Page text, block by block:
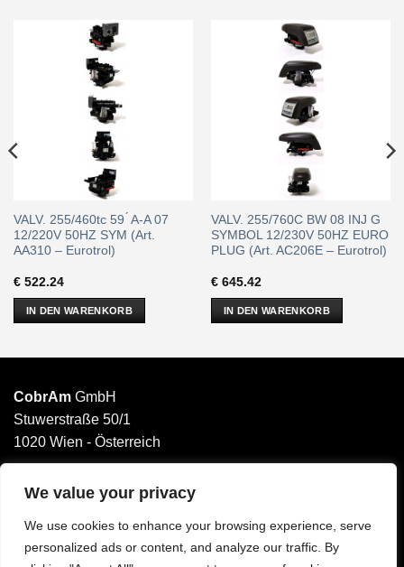
We value your privacy
We use cookies to enhance your browsing experience, serve
personalized ads or content, and analyze our traffic. By
VALV. 255/460tc 59 ́ A-A 07
12/220V 50HZ SYM (Art.
AA310 – Eurotrol)
€522.24
IN DEN WARENKORB
VALV. 255/760C BW 08 INJ G
SYMBOL 12/230V 50HZ EURO
PLUG (Art. AC206E – Eurotrol)
€645.42
IN DEN WARENKORB
CobrAm GmbH
Stuwerstraße 50/1
1020 Wien - Österreich
______________________
Email: office@cobram.gmbh
Impressum
AGB